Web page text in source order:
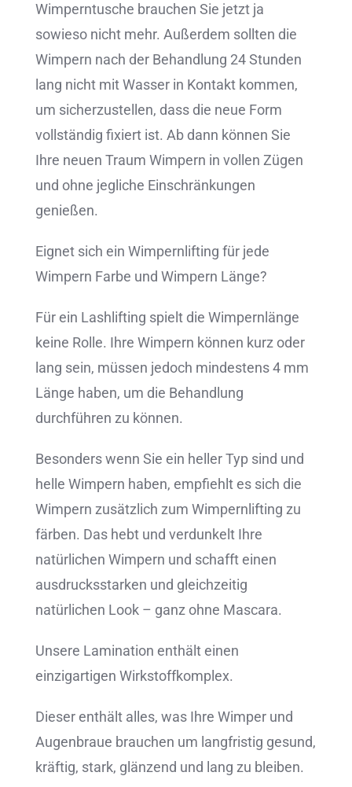
Wimperntusche brauchen Sie jetzt ja
sowieso nicht mehr. Außerdem sollten die
Wimpern nach der Behandlung 24 Stunden
lang nicht mit Wasser in Kontakt kommen,
um sicherzustellen, dass die neue Form
vollständig fixiert ist. Ab dann können Sie
Ihre neuen Traum Wimpern in vollen Zügen
und ohne jegliche Einschränkungen
genießen.
Eignet sich ein Wimpernlifting für jede
Wimpern Farbe und Wimpern Länge?
Für ein Lashlifting spielt die Wimpernlänge
keine Rolle. Ihre Wimpern können kurz oder
lang sein, müssen jedoch mindestens 4 mm
Länge haben, um die Behandlung
durchführen zu können.
Besonders wenn Sie ein heller Typ sind und
helle Wimpern haben, empfiehlt es sich die
Wimpern zusätzlich zum Wimpernlifting zu
färben. Das hebt und verdunkelt Ihre
natürlichen Wimpern und schafft einen
ausdrucksstarken und gleichzeitig
natürlichen Look – ganz ohne Mascara.
Unsere Lamination enthält einen
einzigartigen Wirkstoffkomplex.
Dieser enthält alles, was Ihre Wimper und
Augenbraue brauchen um langfristig gesund,
kräftig, stark, glänzend und lang zu bleiben.